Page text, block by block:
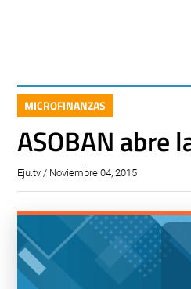
MICROFINANZAS
ASOBAN abre
Eju.tv / Noviembre 04, 2015